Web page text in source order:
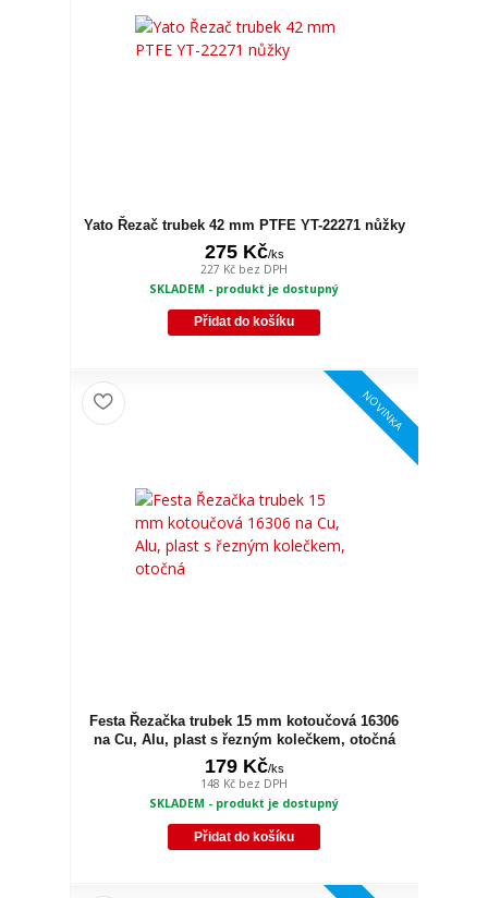
Yato Řezač trubek 42 mm PTFE YT-22271 nůžky
275 Kč/ks
227 Kč bez DPH
SKLADEM - produkt je dostupný
Přidat do košíku
NOVINKA
Festa Řezačka trubek 15 mm kotoučová 16306
na Cu, Alu, plast s řezným kolečkem, otočná
179 Kč/ks
148 Kč bez DPH
SKLADEM - produkt je dostupný
Přidat do košíku